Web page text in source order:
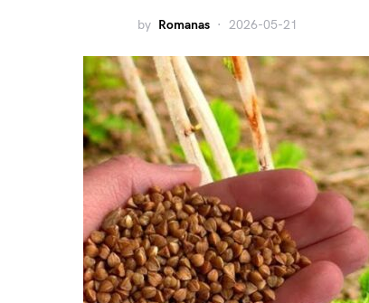
by Romanas 2026-05-21